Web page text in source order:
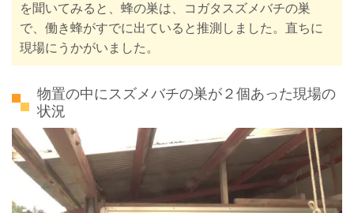
を聞いてみると、蜂の巣は、コガタスズメバチの巣
で、働き蜂がすでに出ていると推測しました。直ちに
現場にうかがいました。
物置の中にスズメバチの巣が２個あった現場の
状況